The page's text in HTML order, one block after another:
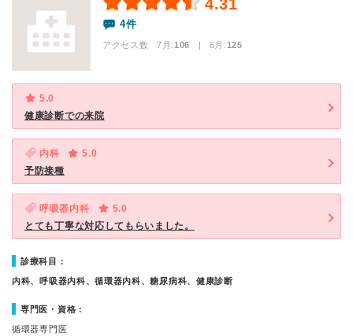
4.31
4件
アクセス数 7月:106 | 6月:125
5.0
健康診断での来院
内科
5.0
予防接種
呼吸器内科
5.0
とても丁寧な対応してもらいました。
診療科目：
内科、呼吸器内科、循環器内科、糖尿病科、健康診断
専門医・資格：
循環器専門医